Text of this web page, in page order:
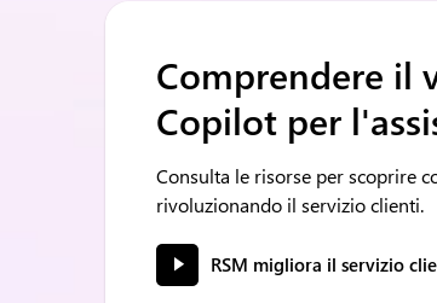
Comprendere il
Copilot per
Consulta le risorse per scoprire
rivoluzionando il servizio clienti.
RSM migliora il servizio